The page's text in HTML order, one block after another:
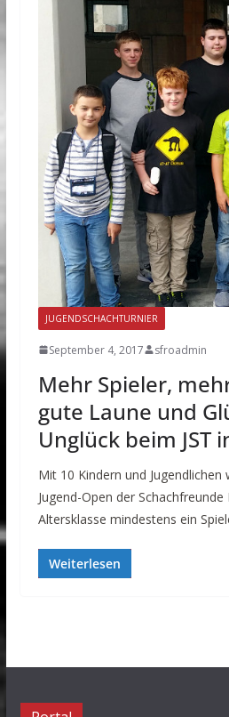
JUGENDSCHACHTURNIER
September 4, 2017 sfroadmin
Mehr Spieler,
gute Laune und
Unglück beim JST
Mit 10 Kindern und
Jugend-Open der
Altersklasse mindestens ein
Weiterlesen